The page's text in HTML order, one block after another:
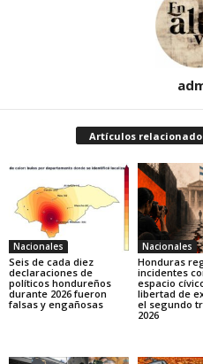
Artículos
Nacionales
Seis de cada diez
declaraciones de
políticos hondureños
durante 2026 fueron
falsas y engañosas
Nacionales
Honduras
incidentes
espacio
libertad de
el segundo
2026